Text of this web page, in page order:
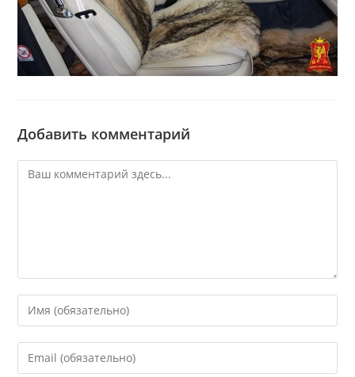
Добавить комментарий
Комментарий
Введите
свое
имя
или
Введите
свой